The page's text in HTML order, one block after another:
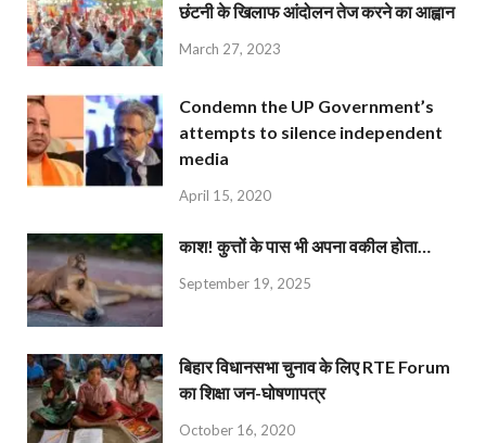
छंटनी के खिलाफ आंदोलन तेज करने का आह्वान
March 27, 2023
Condemn the UP Government’s
attempts to silence independent
media
April 15, 2020
काश! कुत्तों के पास भी अपना वकील होता…
September 19, 2025
बिहार विधानसभा चुनाव के लिए RTE Forum
का शिक्षा जन-घोषणापत्र
October 16, 2020